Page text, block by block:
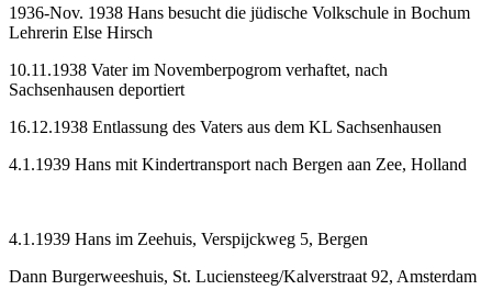
1936-Nov. 1938 Hans besucht die jüdische Volkschule in Bochum
Lehrerin Else Hirsch
10.11.1938 Vater im Novemberpogrom verhaftet, nach
Sachsenhausen deportiert
16.12.1938 Entlassung des Vaters aus dem KL Sachsenhausen
4.1.1939 Hans mit Kindertransport nach Bergen aan Zee, Holland
4.1.1939 Hans im Zeehuis, Verspijckweg 5, Bergen
Dann Burgerweeshuis, St. Luciensteeg/Kalverstraat 92, Amsterdam